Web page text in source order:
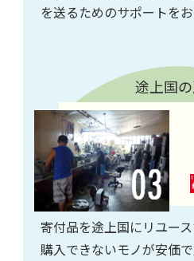
を送るためのサポートをお
途上国
寄付品を途上国にリユー
購入できないモノが安価